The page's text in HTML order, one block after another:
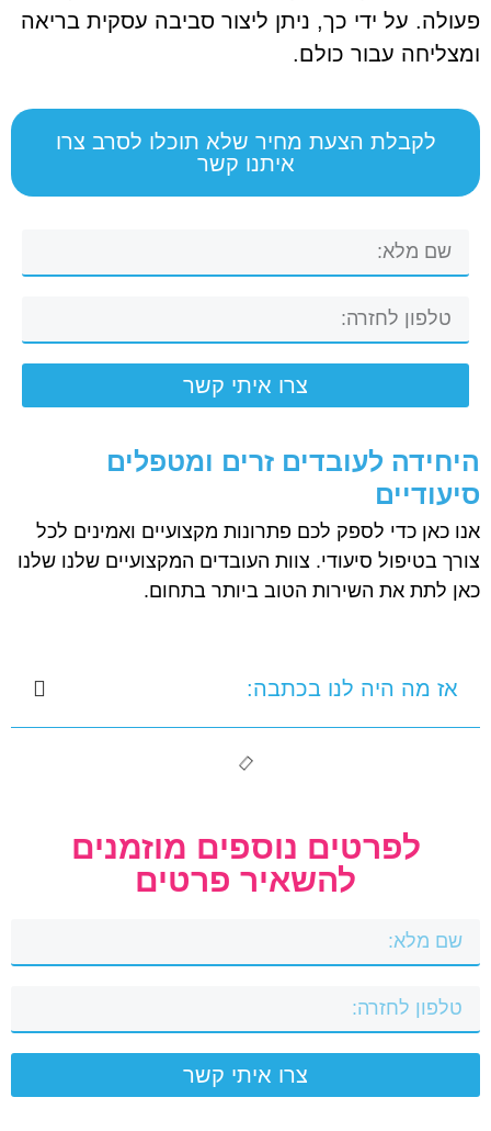
פעולה. על ידי כך, ניתן ליצור סביבה עסקית בריאה
ומצליחה עבור כולם.
לקבלת הצעת מחיר שלא תוכלו לסרב צרו
איתנו קשר
צרו איתי קשר
היחידה לעובדים זרים ומטפלים
סיעודיים
אנו כאן כדי לספק לכם פתרונות מקצועיים ואמינים לכל
צורך בטיפול סיעודי. צוות העובדים המקצועיים שלנו שלנו
כאן לתת את השירות הטוב ביותר בתחום.
אז מה היה לנו בכתבה:
לפרטים נוספים מוזמנים
להשאיר פרטים
צרו איתי קשר